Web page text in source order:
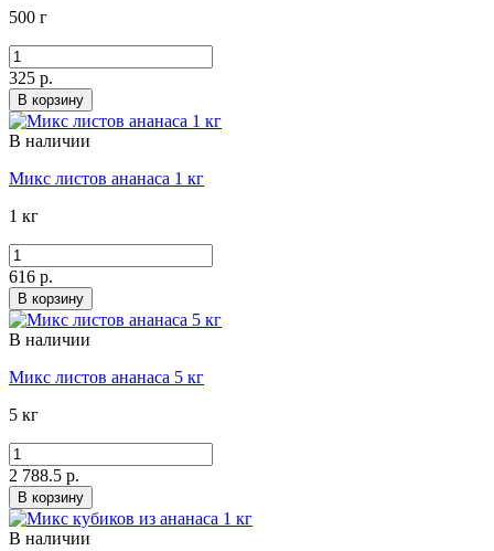
500 г
325 р.
В корзину
В наличии
Микс листов ананаса 1 кг
1 кг
616 р.
В корзину
В наличии
Микс листов ананаса 5 кг
5 кг
2 788.5 р.
В корзину
В наличии